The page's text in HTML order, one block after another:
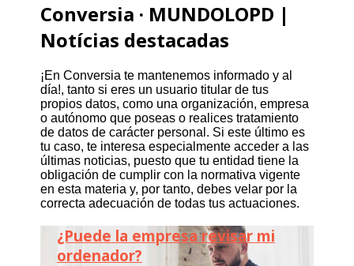
Conversia · MUNDOLOPD |
Notícias destacadas
¡En Conversia te mantenemos informado y al
día!, tanto si eres un usuario titular de tus
propios datos, como una organización, empresa
o autónomo que poseas o realices tratamiento
de datos de carácter personal. Si este último es
tu caso, te interesa especialmente acceder a las
últimas noticias, puesto que tu entidad tiene la
obligación de cumplir con la normativa vigente
en esta materia y, por tanto, debes velar por la
correcta adecuación de todas tus actuaciones.
¿Puede la empresa revisar mi
ordenador?